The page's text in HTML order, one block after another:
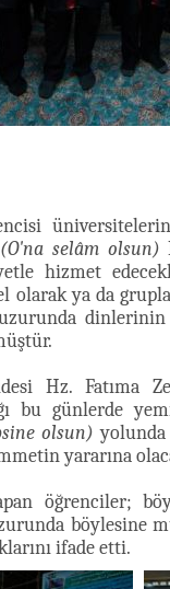
(O'na selâm olsun)
hizmet
olarak ya da
Hz. Fatıma
bu günlerde
olsun) yolunda
yararına
öğrenciler;
böylesine
ifade etti.